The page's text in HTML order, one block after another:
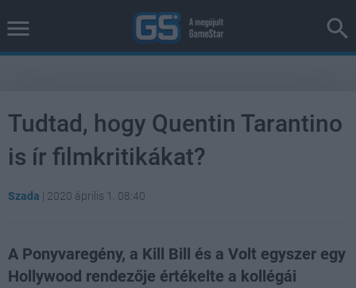
Tudtad, hogy Quentin Tarantino
is ír filmkritikákat?
Szada | 2020 április 1. 08:40
A Ponyvaregény, a Kill Bill és a Volt egyszer egy
Hollywood rendezője értékelte a kollégái